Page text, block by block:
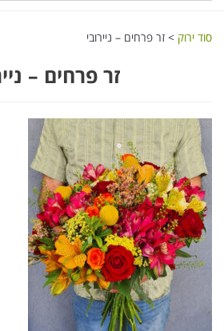
סוד ירוק > זר פרחים – ניירובי
זר פרחים –